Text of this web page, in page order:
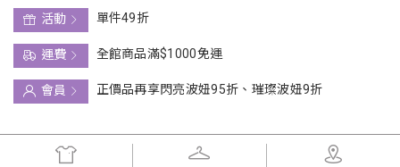
活動
單件49折
運費
全館商品滿$1000免運
會員
正價品再享閃亮波妞95折、璀璨波妞9折